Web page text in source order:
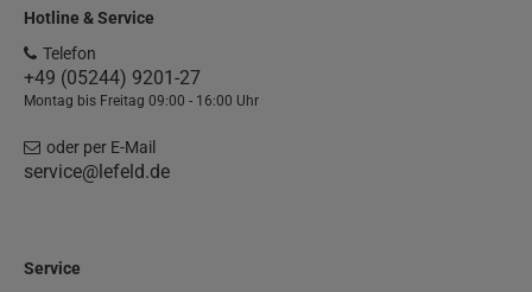
Hotline & Service
Telefon
+49 (05244) 9201-27
Montag bis Freitag 09:00 - 16:00 Uhr
oder per E-Mail
service@lefeld.de
Service